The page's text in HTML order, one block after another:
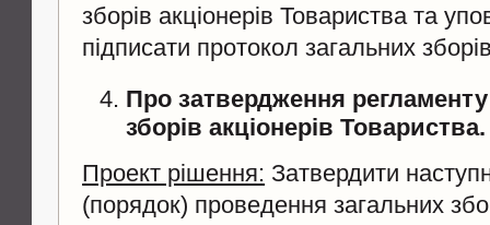
зборів акціонерів Товариства та
підписати протокол загальних
Про затвердження
зборів акціонерів Товариства.
Проект рішення: Затвердити
(порядок) проведення загальних